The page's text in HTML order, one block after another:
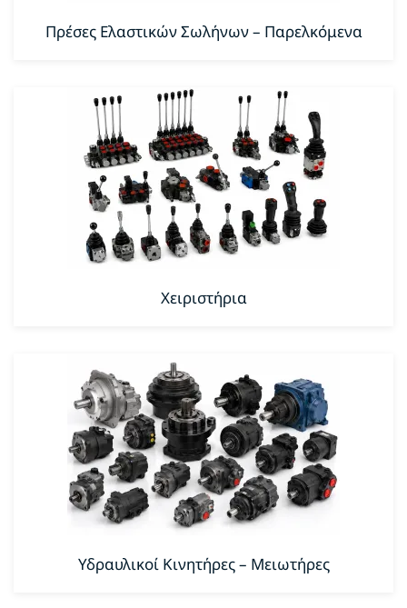
Πρέσες Ελαστικών Σωλήνων – Παρελκόμενα
Χειριστήρια
Υδραυλικοί Κινητήρες – Μειωτήρες